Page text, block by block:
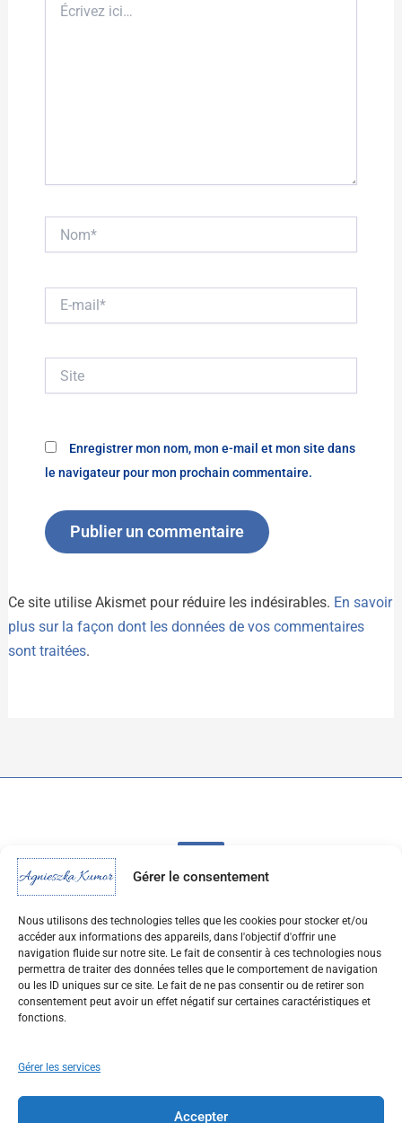
Gérer le consentement
Nous utilisons des technologies telles que les cookies pour stocker et/ou
accéder aux informations des appareils, dans l'objectif d'offrir une
navigation fluide sur notre site. Le fait de consentir à ces technologies nous
permettra de traiter des données telles que le comportement de navigation
ou les ID uniques sur ce site. Le fait de ne pas consentir ou de retirer son
consentement peut avoir un effet négatif sur certaines caractéristiques et
fonctions.
Gérer les services
Accepter
ici…
mail*
Enregistrer mon nom, mon e-mail et mon site dans
le navigateur pour mon prochain commentaire.
Ce site utilise Akismet pour réduire les indésirables. En savoir
plus sur la façon dont les données de vos commentaires
sont traitées.
Français
CGU & Clause de non-responsabilité
Politique de cookies (UE)